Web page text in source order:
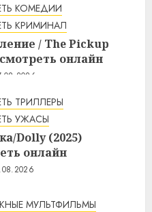
КОМЕДИИ
КРИМИНАЛ
/ The Pickup
онлайн
ТРИЛЛЕРЫ
УЖАСЫ
Dolly (2025)
онлайн
МУЛЬТФИЛЬМЫ